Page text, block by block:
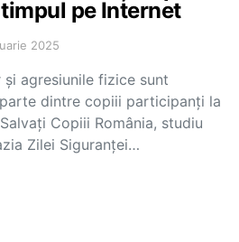
pe Internet
2025
agresiunile fizice sunt
dintre copiii participanți la
Copiii România, studiu
Zilei Siguranței…